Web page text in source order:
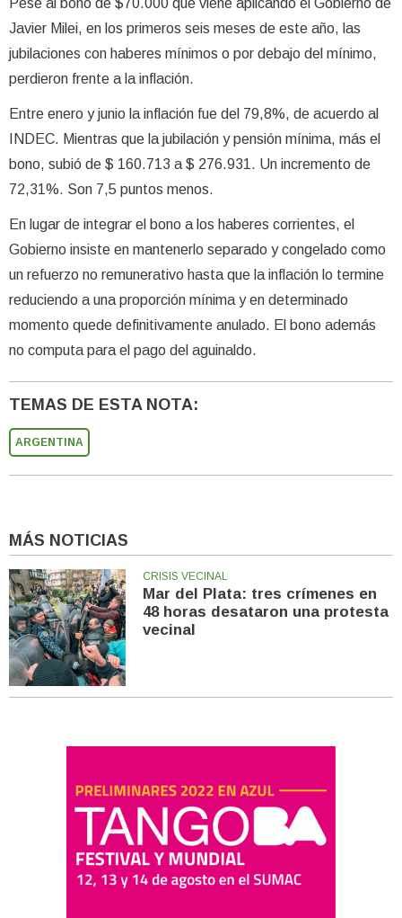
Javier Milei, en los primeros seis meses de este año, las
jubilaciones con haberes mínimos o por debajo del mínimo,
perdieron frente a la inflación.
Entre enero y junio la inflación fue del 79,8%, de acuerdo al
INDEC. Mientras que la jubilación y pensión mínima, más el
bono, subió de $ 160.713 a $ 276.931. Un incremento de
72,31%. Son 7,5 puntos menos.
En lugar de integrar el bono a los haberes corrientes, el
Gobierno insiste en mantenerlo separado y congelado como
un refuerzo no remunerativo hasta que la inflación lo termine
reduciendo a una proporción mínima y en determinado
momento quede definitivamente anulado. El bono además
no computa para el pago del aguinaldo.
TEMAS DE ESTA NOTA:
ARGENTINA
MÁS NOTICIAS
CRISIS VECINAL
Mar del Plata: tres crímenes en
48 horas desataron una protesta
vecinal